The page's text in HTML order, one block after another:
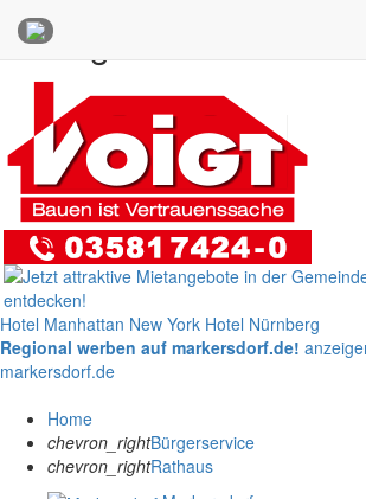
Anzeigen
Hotel Manhattan New York Hotel Nürnberg
Regional werben auf markersdorf.de!
markersdorf.de
Home
chevron_rightBürgerservice
chevron_rightRathaus